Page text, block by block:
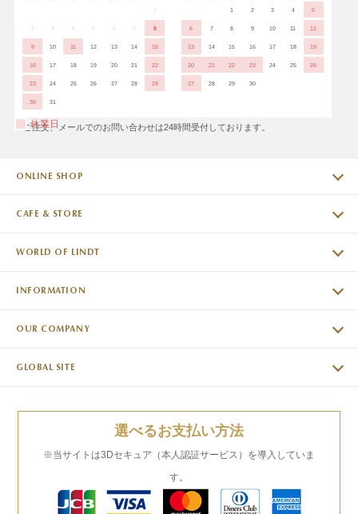
1
2 3 4 5 6 7 8
9 10 11 12 13 14 15
16 17 18 19 20 21 22
23 24 25 26 27 28 29
30 31
1 2 3 4 5
6 7 8 9 10 11 12
13 14 15 16 17 18 19
20 21 22 23 24 25 26
27 28 29 30
休業日
※ご注文、メールでのお問い合わせは24時間受付しております。
ONLINE SHOP
CAFE & STORE
WORLD OF LINDT
INFORMATION
OUR COMPANY
GLOBAL SITE
選べるお支払い方法
※当サイトは3Dセキュア（本人認証サービス）を導入していま
す。